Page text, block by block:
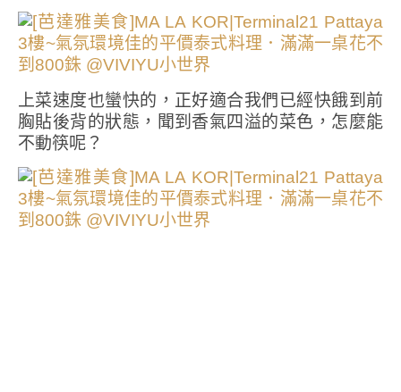
上菜速度也蠻快的，正好適合我們已經快餓到前
胸貼後背的狀態，聞到香氣四溢的菜色，怎麼能
不動筷呢？